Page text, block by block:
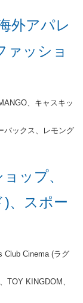
外アパレ
ァッショ
、キャスキッ
バックス、レモング
ップ、
、スポー
Club Cinema (ラグ
TOY KINGDOM、